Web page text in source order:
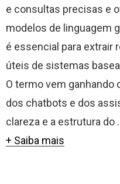
e consultas precisas e
modelos de linguagem
é essencial para extrair
úteis de sistemas
O termo vem ganhando
dos chatbots e dos
clareza e a estrutura do
+ Saiba mais